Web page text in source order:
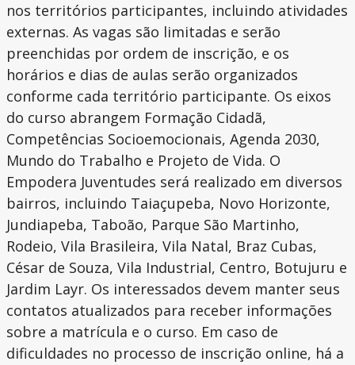
nos territórios participantes, incluindo atividades
externas. As vagas são limitadas e serão
preenchidas por ordem de inscrição, e os
horários e dias de aulas serão organizados
conforme cada território participante. Os eixos
do curso abrangem Formação Cidadã,
Competências Socioemocionais, Agenda 2030,
Mundo do Trabalho e Projeto de Vida. O
Empodera Juventudes será realizado em diversos
bairros, incluindo Taiaçupeba, Novo Horizonte,
Jundiapeba, Taboão, Parque São Martinho,
Rodeio, Vila Brasileira, Vila Natal, Braz Cubas,
César de Souza, Vila Industrial, Centro, Botujuru e
Jardim Layr. Os interessados devem manter seus
contatos atualizados para receber informações
sobre a matrícula e o curso. Em caso de
dificuldades no processo de inscrição online, há a